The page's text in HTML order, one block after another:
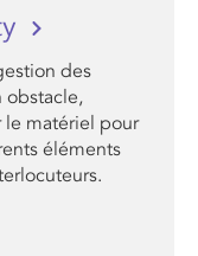
des
obstacle,
le matériel pour
éléments